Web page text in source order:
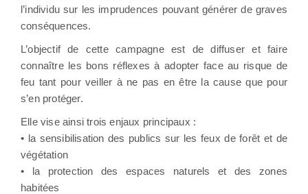
l’individu sur les imprudences pouvant générer de graves
conséquences.
L’objectif de cette campagne est de diffuser et faire
connaître les bons réflexes à adopter face au risque de
feu tant pour veiller à ne pas en être la cause que pour
s’en protéger.
Elle vise ainsi trois enjaux principaux :
• la sensibilisation des publics sur les feux de forêt et de
végétation
• la protection des espaces naturels et des zones
habitées